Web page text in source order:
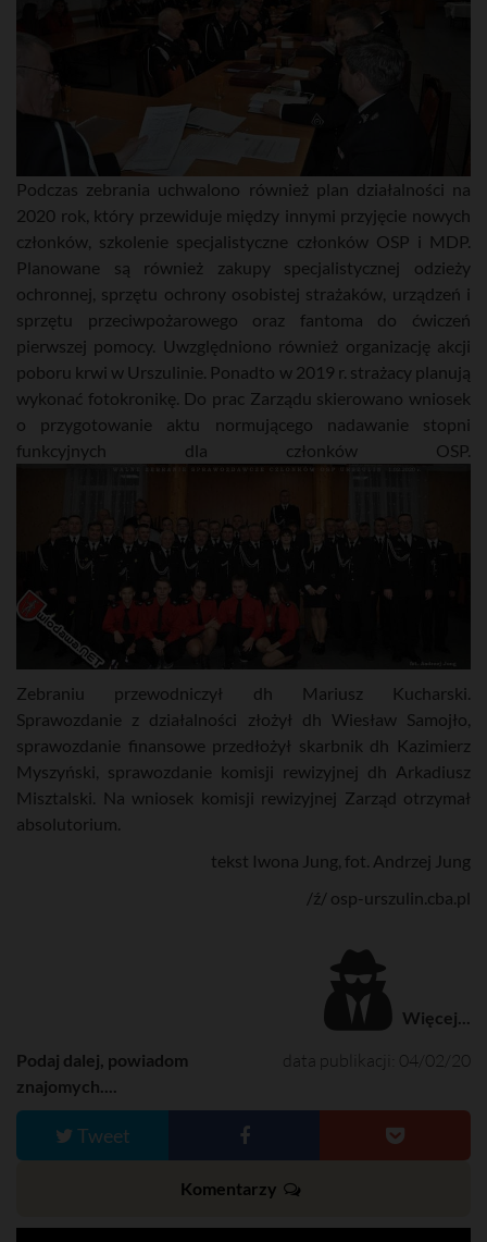
Podczas zebrania uchwalono również plan działalności na
2020 rok, który przewiduje między innymi przyjęcie nowych
członków, szkolenie specjalistyczne członków OSP i MDP.
Planowane są również zakupy specjalistycznej odzieży
ochronnej, sprzętu ochrony osobistej strażaków, urządzeń i
sprzętu przeciwpożarowego oraz fantoma do ćwiczeń
pierwszej pomocy. Uwzględniono również organizację akcji
poboru krwi w Urszulinie. Ponadto w 2019 r. strażacy planują
wykonać fotokronikę. Do prac Zarządu skierowano wniosek
o przygotowanie aktu normującego nadawanie stopni
funkcyjnych dla członków OSP.
Zebraniu przewodniczył dh Mariusz Kucharski.
Sprawozdanie z działalności złożył dh Wiesław Samojło,
sprawozdanie finansowe przedłożył skarbnik dh Kazimierz
Myszyński, sprawozdanie komisji rewizyjnej dh Arkadiusz
Misztalski. Na wniosek komisji rewizyjnej Zarząd otrzymał
absolutorium.
tekst Iwona Jung, fot. Andrzej Jung
/ź/ osp-urszulin.cba.pl
Więcej...
data publikacji: 04/02/20
Podaj dalej, powiadom
znajomych....
Tweet
Komentarzy